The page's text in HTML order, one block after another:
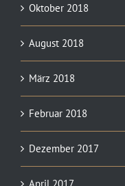
Oktober 2018
August 2018
März 2018
Februar 2018
Dezember 2017